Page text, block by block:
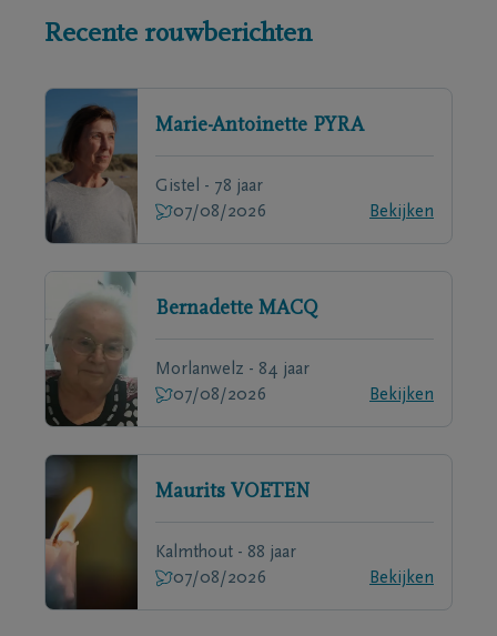
Recente rouwberichten
Marie-Antoinette PYRA
Gistel - 78 jaar
07/08/2026
Bekijken
Bernadette MACQ
Morlanwelz - 84 jaar
07/08/2026
Bekijken
Maurits VOETEN
Kalmthout - 88 jaar
07/08/2026
Bekijken